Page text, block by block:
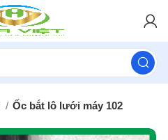
Ốc bắt lô lưới máy 102